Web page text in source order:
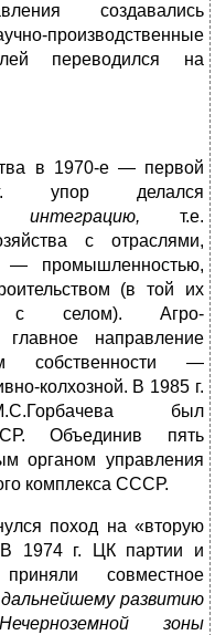
создавались
производственные
переводился на
в 1970-е — первой
упор делался
интеграцию,т.е.
с отраслями,
— промышленностью,
(в той их
с селом). Агро-
направление
собственности —
колхозной. В 1985 г.
был
Объединив пять
органом управления
комплекса СССР.
поход на «вторую
1974 г. ЦК партии и
совместное
ьнейшему развитию
зоны